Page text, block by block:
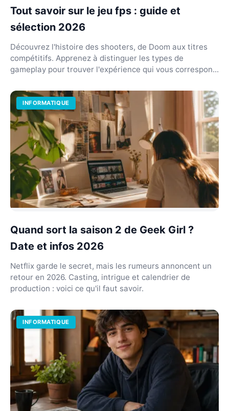
Tout savoir sur le jeu fps : guide et
sélection 2026
Découvrez l'histoire des shooters, de Doom aux titres
compétitifs. Apprenez à distinguer les types de
gameplay pour trouver l'expérience qui vous correspon...
INFORMATIQUE
Quand sort la saison 2 de Geek Girl ?
Date et infos 2026
Netflix garde le secret, mais les rumeurs annoncent un
retour en 2026. Casting, intrigue et calendrier de
production : voici ce qu'il faut savoir.
INFORMATIQUE